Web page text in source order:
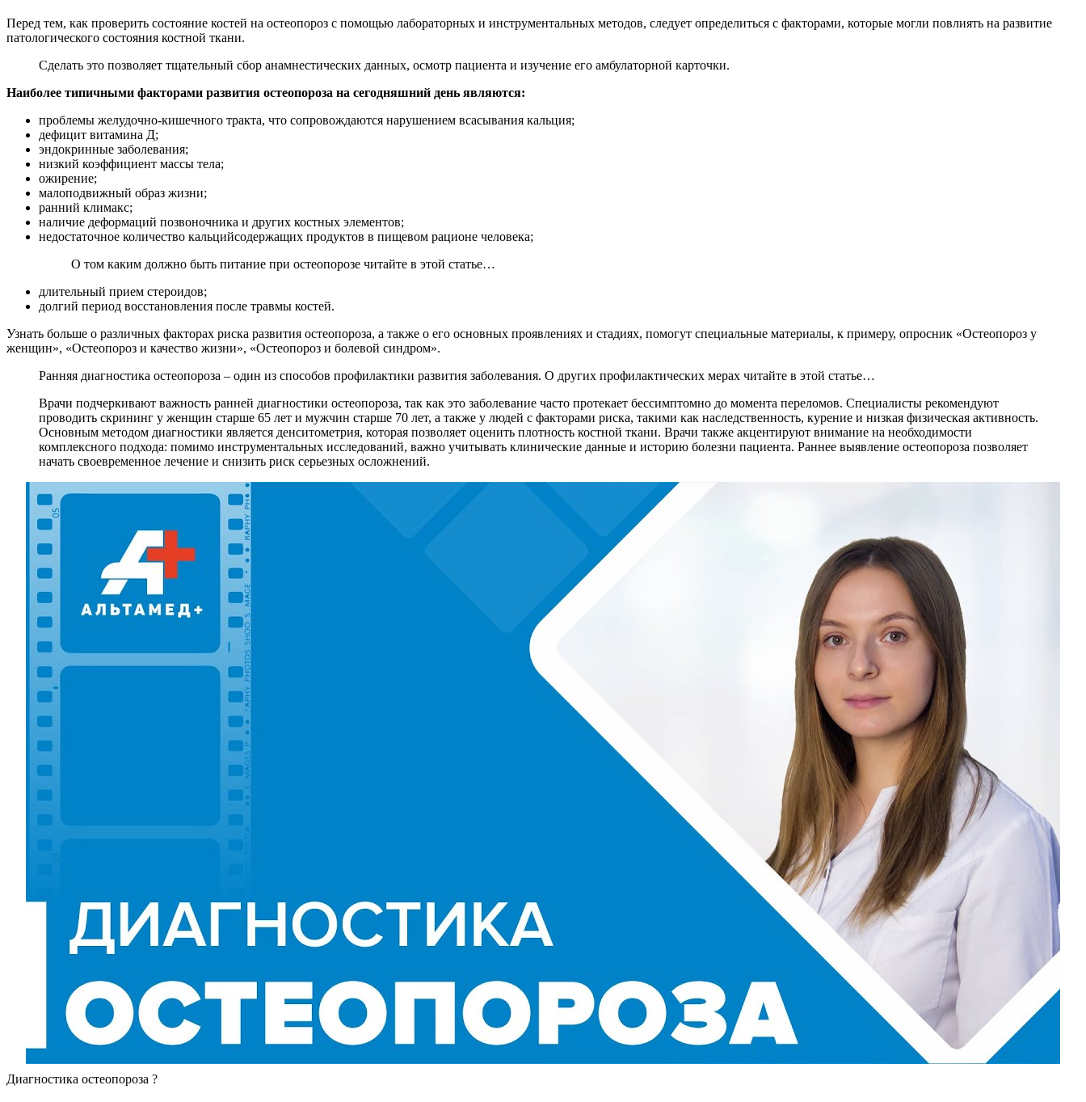
Перед тем, как проверить состояние костей на остеопороз с помощью лабораторных и инструментальных методов, следует определиться с факторами, которые могли повлиять на развитие
патологического состояния костной ткани.
Сделать это позволяет тщательный сбор анамнестических данных, осмотр пациента и изучение его амбулаторной карточки.
Наиболее типичными факторами развития остеопороза на сегодняшний день являются:
проблемы желудочно-кишечного тракта, что сопровождаются нарушением всасывания кальция;
дефицит витамина Д;
эндокринные заболевания;
низкий коэффициент массы тела;
ожирение;
малоподвижный образ жизни;
ранний климакс;
наличие деформаций позвоночника и других костных элементов;
недостаточное количество кальцийсодержащих продуктов в пищевом рационе человека;
О том каким должно быть питание при остеопорозе читайте в этой статье…
длительный прием стероидов;
долгий период восстановления после травмы костей.
Узнать больше о различных факторах риска развития остеопороза, а также о его основных проявлениях и стадиях, помогут специальные материалы, к примеру, опросник «Остеопороз у
женщин», «Остеопороз и качество жизни», «Остеопороз и болевой синдром».
Ранняя диагностика остеопороза – один из способов профилактики развития заболевания. О других профилактических мерах читайте в этой статье…
Врачи подчеркивают важность ранней диагностики остеопороза, так как это заболевание часто протекает бессимптомно до момента переломов. Специалисты рекомендуют
проводить скрининг у женщин старше 65 лет и мужчин старше 70 лет, а также у людей с факторами риска, такими как наследственность, курение и низкая физическая активность.
Основным методом диагностики является денситометрия, которая позволяет оценить плотность костной ткани. Врачи также акцентируют внимание на необходимости
комплексного подхода: помимо инструментальных исследований, важно учитывать клинические данные и историю болезни пациента. Раннее выявление остеопороза позволяет
начать своевременное лечение и снизить риск серьезных осложнений.
Диагностика остеопороза ?